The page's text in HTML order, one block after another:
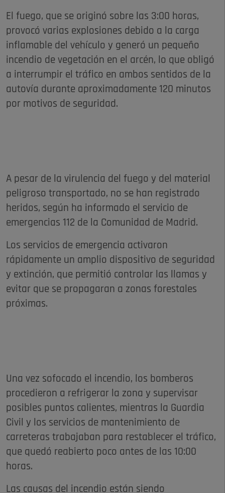
El fuego, que se originó sobre las 3:00 horas,
provocó varias explosiones debido a la carga
inflamable del vehículo y generó un pequeño
incendio de vegetación en el arcén, lo que obligó
a interrumpir el tráfico en ambos sentidos de la
autovía durante aproximadamente 120 minutos
por motivos de seguridad.
A pesar de la virulencia del fuego y del material
peligroso transportado, no se han registrado
heridos, según ha informado el servicio de
emergencias 112 de la Comunidad de Madrid.
Los servicios de emergencia activaron
rápidamente un amplio dispositivo de seguridad
y extinción, que permitió controlar las llamas y
evitar que se propagaran a zonas forestales
próximas.
Una vez sofocado el incendio, los bomberos
procedieron a refrigerar la zona y supervisar
posibles puntos calientes, mientras la Guardia
Civil y los servicios de mantenimiento de
carreteras trabajaban para restablecer el tráfico,
que quedó reabierto poco antes de las 10:00
horas.
Las causas del incendio están siendo